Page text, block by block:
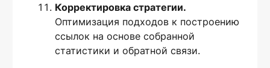
Корректировка стратегии.
Оптимизация подходов к построению
ссылок на основе собранной
статистики и обратной связи.